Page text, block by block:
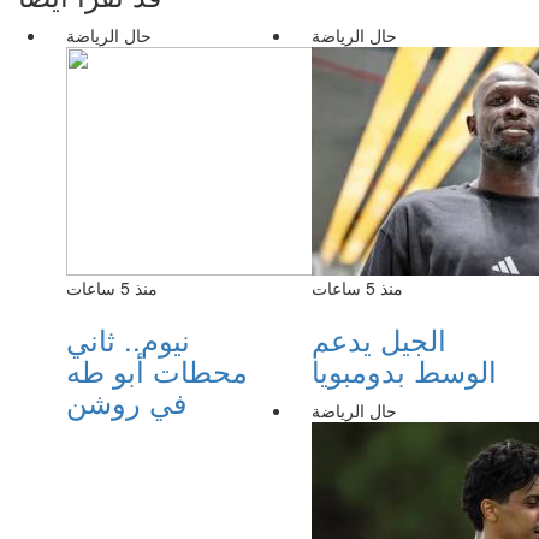
حال الرياضة
منذ 5 ساعات
نيوم.. ثاني
محطات أبو طه
في روشن
حال الرياضة
منذ 5 ساعات
الجيل يدعم
الوسط بدومبويا
حال الرياضة